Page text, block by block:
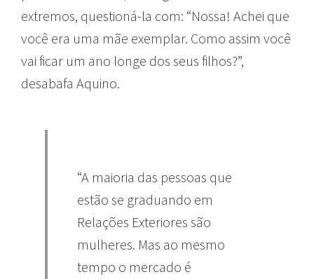
extremos, questioná-la com: “Nossa! Achei que
você era uma mãe exemplar. Como assim você
vai ficar um ano longe dos seus filhos?”,
desabafa Aquino.
“A maioria das pessoas que
estão se graduando em
Relações Exteriores são
mulheres. Mas ao mesmo
tempo o mercado é